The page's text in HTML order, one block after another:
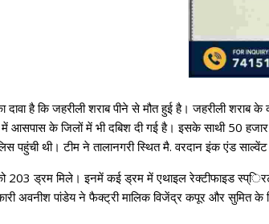
है कि जहरीली शराब पीने से मौत हुई है। जहरीली शराब के
में आसपास के जिलों में भी दबिश दी गई है। इसके साथी 50
पहुंची थी। टीम ने तालानगरी स्थित मै. वरदान इंक एंड साल्वेंट
203 ड्रम मिले। इनमें कई ड्रम में एथाइल रेक्टीफाइड
अवनीश पांडेय ने फैक्ट्री मालिक विजेंद्र कपूर और सुमित के